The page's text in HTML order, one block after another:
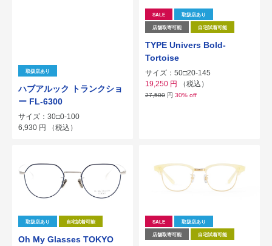
取扱店あり
ハブアルック トランクショ
ー FL-6300
サイズ：30□0-100
6,930 円 （税込）
SALE 取扱店あり
店舗取寄可能 自宅試着可能
TYPE Univers Bold-
Tortoise
サイズ：50□20-145
19,250 円 （税込）
27,500 円 30% off
取扱店あり 自宅試着可能
Oh My Glasses TOKYO
SALE 取扱店あり
店舗取寄可能 自宅試着可能